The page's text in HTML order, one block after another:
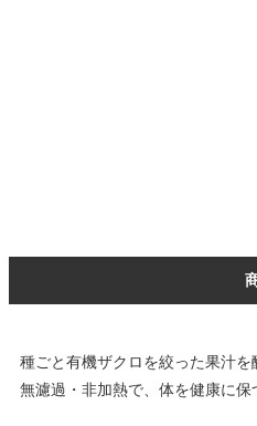
種ごと有機ザクロを絞った果汁を
無濾過・非加熱で、体を健康に